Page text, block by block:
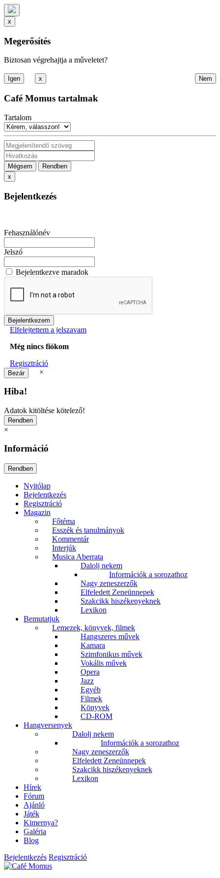
x
Megerősítés
Biztosan végrehajtja a műveletet?
x
Café Momus tartalmak
Tartalom
Mégsem
Rendben
x
Bejelentkezés
Fehasználónév
Jelszó
Bejelentkezve maradok
Elfelejtettem a jelszavam
Még nincs fiókom
Regisztráció
×
Hiba!
Adatok kitöltése kötelező!
×
Információ
Nyitólap
Bejelentkezés
Regisztráció
Magazin
Főtéma
Esszék és tanulmányok
Kommentár
Interjúk
Musica Aberrata
Dalolj nekem
Információk a sorozathoz
Nagy zeneszerzők
Elfeledett Zeneünnepek
Szakcikk hiszékenyeknek
Lexikon
Bemutatjuk
Lemezek, könyvek, filmek
Hangszeres művek
Kamara
Szimfonikus művek
Vokális művek
Opera
Jazz
Egyéb
Filmek
Könyvek
CD-ROM
Hangversenyek
Dalolj nekem
Információk a sorozathoz
Nagy zeneszerzők
Elfeledett Zeneünnepek
Szakcikk hiszékenyeknek
Lexikon
Hírek
Fórum
Ajánló
Játék
Kimernya?
Galéria
Blog
Bejelentkezés Regisztráció